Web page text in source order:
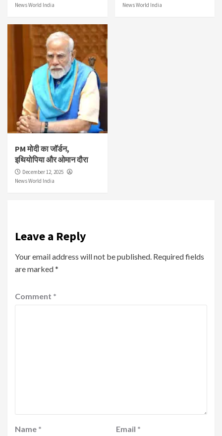
News World India
News World India
PM मोदी का जॉर्डन,
इथियोपिया और ओमान दौरा
December 12, 2025
News World India
Leave a Reply
Your email address will not be published. Required fields
are marked*
Comment *
Name * Email *